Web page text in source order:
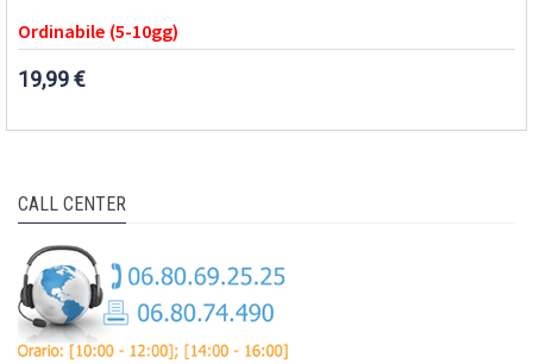
Ordinabile (5-10gg)
19,99 €
CALL CENTER